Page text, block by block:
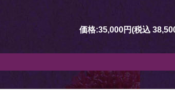
価格:35,000円(税込